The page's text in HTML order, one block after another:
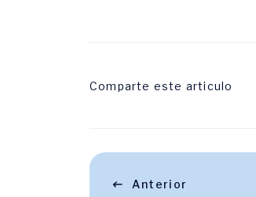
Comparte este articulo
Anterior